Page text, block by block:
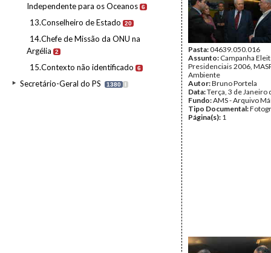
Independente para os Oceanos 6
13.Conselheiro de Estado 20
14.Chefe de Missão da ONU na
Argélia
2
15.Contexto não identificado 6
Secretário-Geral do PS 1380 I
Pasta:04639.050.016
Assunto: Campanha
Presidenciais 2006,
Ambiente
Autor:Bruno Portela
Data:Terça, 3 de Janeiro
Fundo:AMS - Arquivo
Tipo Documental:
Página(s): 1